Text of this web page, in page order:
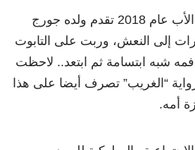
في جنازة جورج بوش الأب عام 2018 تقدم ولده جورج
إلى النعش، وربت على التابوت
شبه ابتسامة ثم ابتعد.. لاحظت
“الغريب” تصرف أيضا على هذا
أمه.